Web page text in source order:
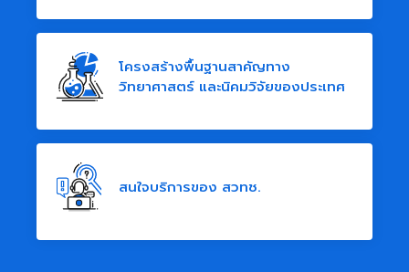
โครงสร้างพื้นฐานสาคัญทาง
วิทยาศาสตร์ และนิคมวิจัยของประเทศ
สนใจบริการของ สวทช.